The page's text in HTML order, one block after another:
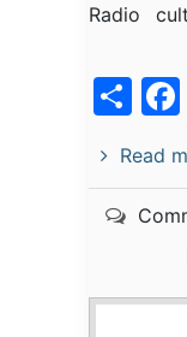
Radio
Read